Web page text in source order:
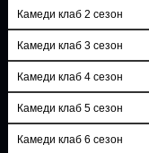
Камеди клаб 2 сезон
Камеди клаб 3 сезон
Камеди клаб 4 сезон
Камеди клаб 5 сезон
Камеди клаб 6 сезон